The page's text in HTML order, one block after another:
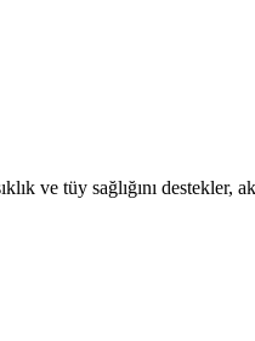
ve tüy sağlığını destekler,